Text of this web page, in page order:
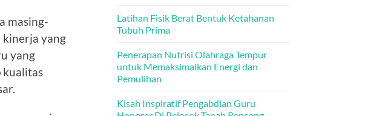
masing-
kinerja yang
yang
kualitas
Latihan Fisik Berat Bentuk Ketahanan
Tubuh Prima
Penerapan Nutrisi Olahraga Tempur
untuk Memaksimalkan Energi dan
Pemulihan
Kisah Inspiratif Pengabdian Guru